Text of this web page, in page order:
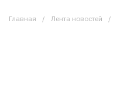
Главная Лента новостей